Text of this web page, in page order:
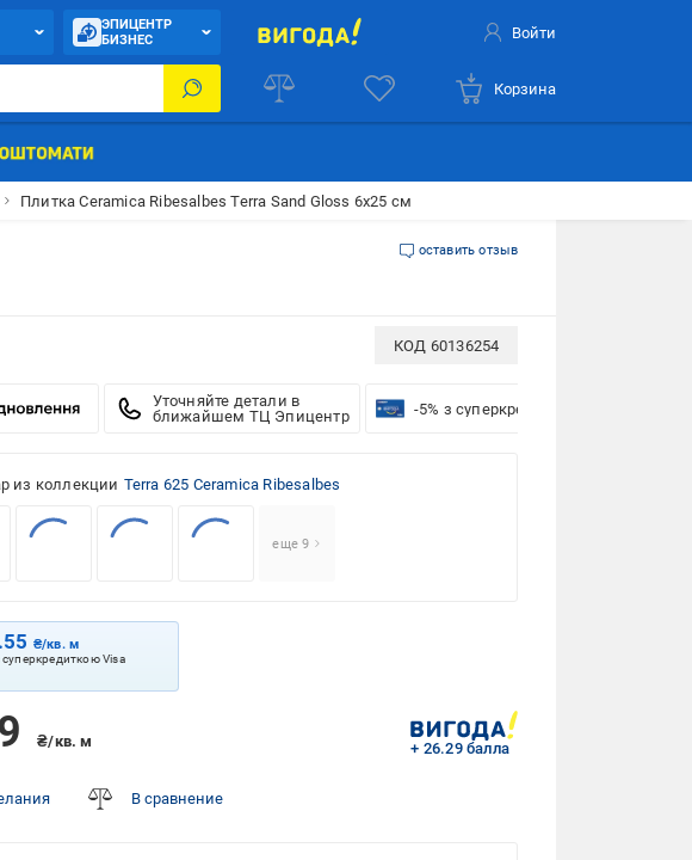
ЭПИЦЕНТР
БИЗНЕС
Войти
Корзина
Плитка Ceramica Ribesalbes Terra Sand Gloss 6х25 см
оставить отзыв
КОД 60136254
Уточняйте детали в
ближайшем ТЦ Эпицентр
-5% з суперкредиткою VISA Вигода
из коллекции Terra 625 Ceramica Ribesalbes
еще 9
₴/кв. м
суперкредиткою Visa
₴/кв. м + 26.29 балла
В сравнение